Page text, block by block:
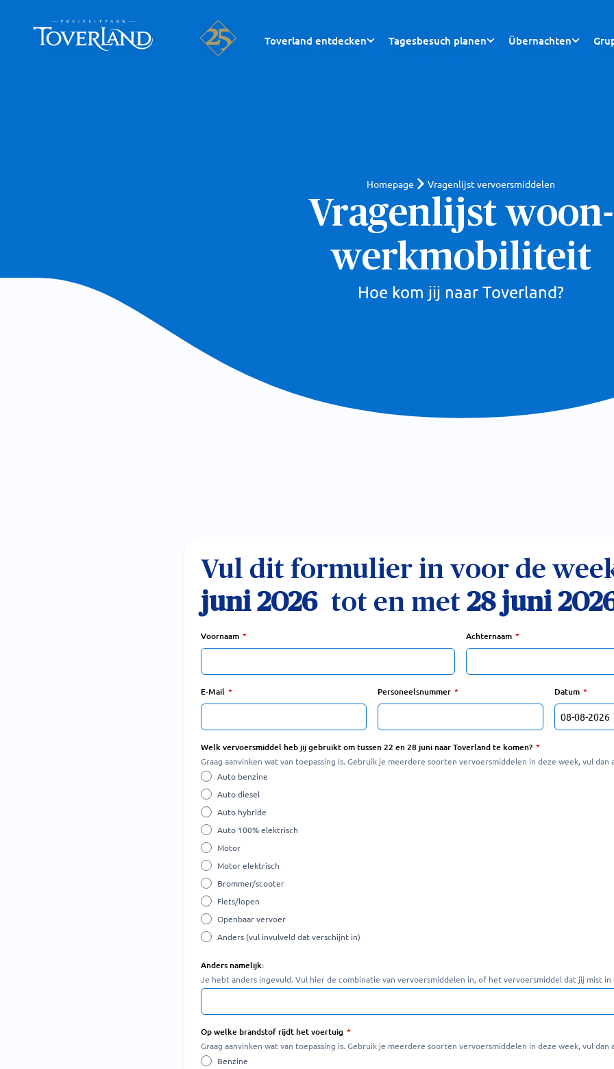
Toverland entdecken Tagesbesuch planen Übernachten
Homepage Vragenlijst vervoersmiddelen
Vragenlijst woon-
werkmobiliteit
Hoe kom jij naar Toverland?
Vul dit formulier in voor de
juni 2026tot en met28 juni
Voornaam Achternaam
E-Mail Personeelsnummer Datum
Welk vervoersmiddel heb jij gebruikt om tussen 22 en 28 juni naar Toverland te komen?
Graag aanvinken wat van toepassing is. Gebruik je meerdere soorten vervoersmiddelen in deze week, vul dan
Auto benzine
Auto diesel
Auto hybride
Auto 100% elektrisch
Motor
Motor elektrisch
Brommer/scooter
Fiets/lopen
Openbaar vervoer
Anders (vul invulveld dat verschijnt in)
Anders namelijk:
Je hebt anders ingevuld. Vul hier de combinatie van vervoersmiddelen in, of het vervoersmiddel dat jij mist in
Op welke brandstof rijdt het voertuig
Graag aanvinken wat van toepassing is. Gebruik je meerdere soorten vervoersmiddelen in deze week, vul dan
Benzine